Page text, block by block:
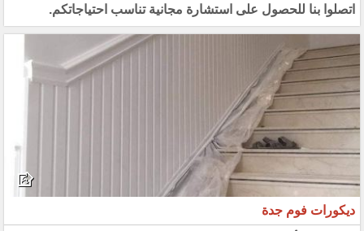
اتصلوا بنا للحصول على استشارة مجانية تناسب احتياجاتكم.
ديكورات فوم جدة